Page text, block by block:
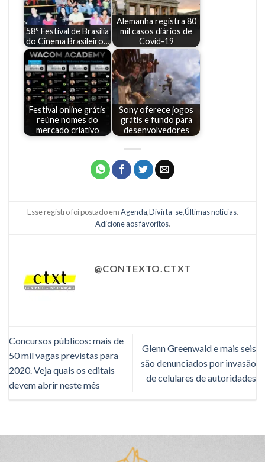
58º Festival de Brasília
do Cinema Brasileiro…
Alemanha registra 80
mil casos diários de
Covid-19
Festival online grátis
reúne nomes do
mercado criativo
Sony oferece jogos
grátis e fundo para
desenvolvedores
Esse registro foi postado emAgenda,Divirta-se,Últimas notícias.
Adicione aos favoritos.
@CONTEXTO.CTXT
Concursos públicos: mais de
50 mil vagas previstas para
2020. Veja quais os editais
devem abrir neste mês
Glenn Greenwald e mais seis
são denunciados por invasão
de celulares de autoridades